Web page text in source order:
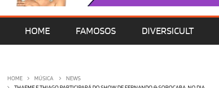
HOME FAMOSOS DIVERSICULT
HOME MÚSICA
NEWS